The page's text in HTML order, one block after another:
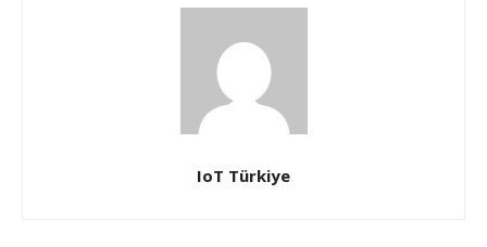
IoT Türkiye